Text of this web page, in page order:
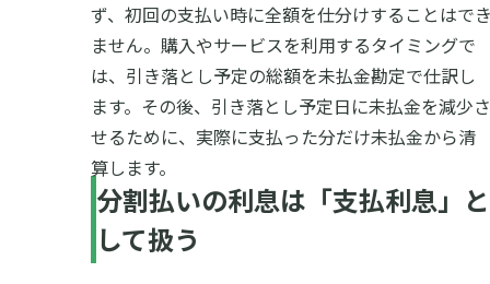
ず、初回の支払い時に全額を仕分けすることはで
ません。購入やサービスを利用するタイミングで
は、引き落とし予定の総額を未払金勘定で仕訳し
ます。その後、引き落とし予定日に未払金を減少さ
せるために、実際に支払った分だけ未払金から清
算します。
分割払いの利息は「支払利息」と
して扱う